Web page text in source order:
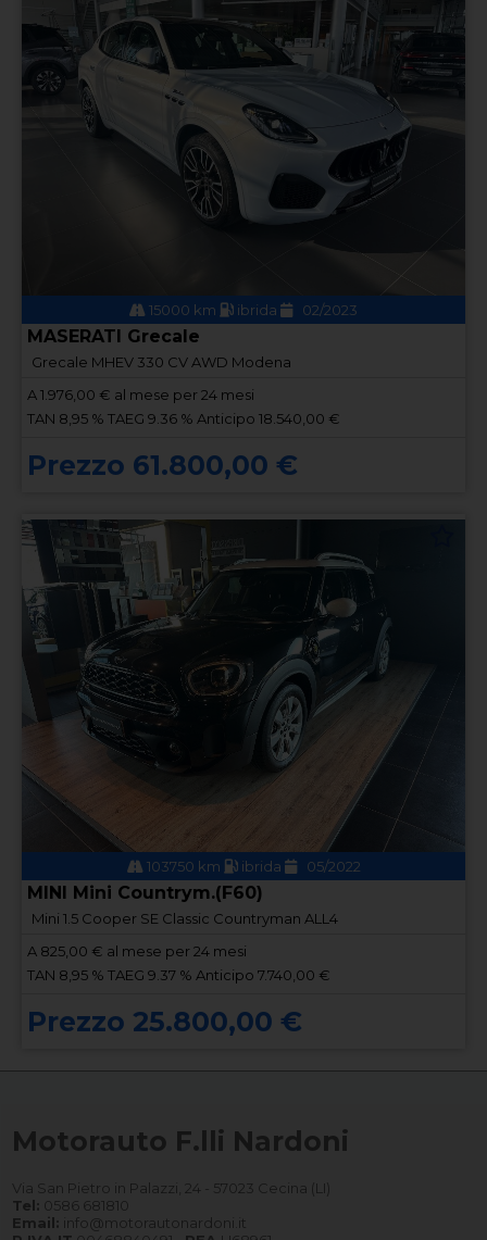
15000 km ibrida 02/2023
MASERATI Grecale
Grecale MHEV 330 CV AWD Modena
A1.976,00 € al mese per 24 mesi
TAN 8,95 % TAEG 9.36 % Anticipo 18.540,00 €
Prezzo 61.800,00 €
103750 km ibrida 05/2022
MINI Mini Countrym.(F60)
Mini 1.5 Cooper SE Classic Countryman ALL4
A 825,00 € al mese per 24 mesi
TAN 8,95 % TAEG 9.37 % Anticipo 7.740,00 €
Prezzo 25.800,00 €
Motorauto F.lli Nardoni
Via San Pietro in Palazzi, 24 - 57023 Cecina (LI)
Tel: 0586 681810
Email: info@motorautonardoni.it